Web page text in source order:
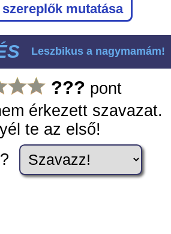
mutatása
Leszbikus a nagymamám!
??? pont
érkezett szavazat.
te az első!